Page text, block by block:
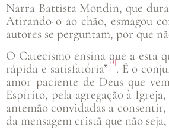
Narra Battista Mondin, que
Atirando-o ao chão, esmagou
autores se perguntam, por que
O Catecismo ensina que a esta
rápida e satisfatória”[11]. É o
amor paciente de Deus que
Espírito, pela agregação à
antemão convidadas a
da mensagem cristã que não